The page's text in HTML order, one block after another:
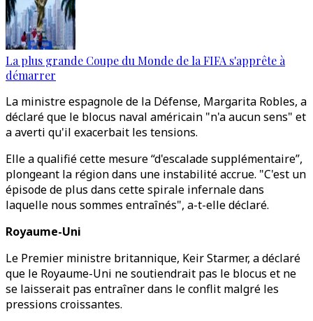
La plus grande Coupe du Monde de la FIFA s'apprête à
démarrer
La ministre espagnole de la Défense, Margarita Robles, a
déclaré que le blocus naval américain "n'a aucun sens" et
a averti qu'il exacerbait les tensions.
Elle a qualifié cette mesure “d'escalade supplémentaire”,
plongeant la région dans une instabilité accrue. "C'est un
épisode de plus dans cette spirale infernale dans
laquelle nous sommes entraînés", a-t-elle déclaré.
Royaume-Uni
Le Premier ministre britannique, Keir Starmer, a déclaré
que le Royaume-Uni ne soutiendrait pas le blocus et ne
se laisserait pas entraîner dans le conflit malgré les
pressions croissantes.